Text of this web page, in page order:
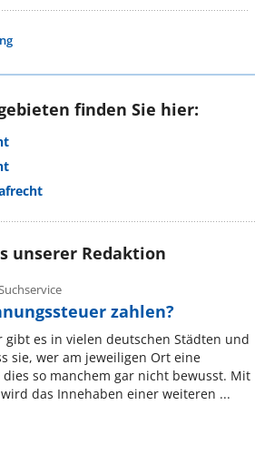
finden Sie hier:
unserer Redaktion
zahlen?
gibt es in vielen deutschen Städten und
sie, wer am jeweiligen Ort eine
so manchem gar nicht bewusst. Mit
das Innehaben einer weiteren ...